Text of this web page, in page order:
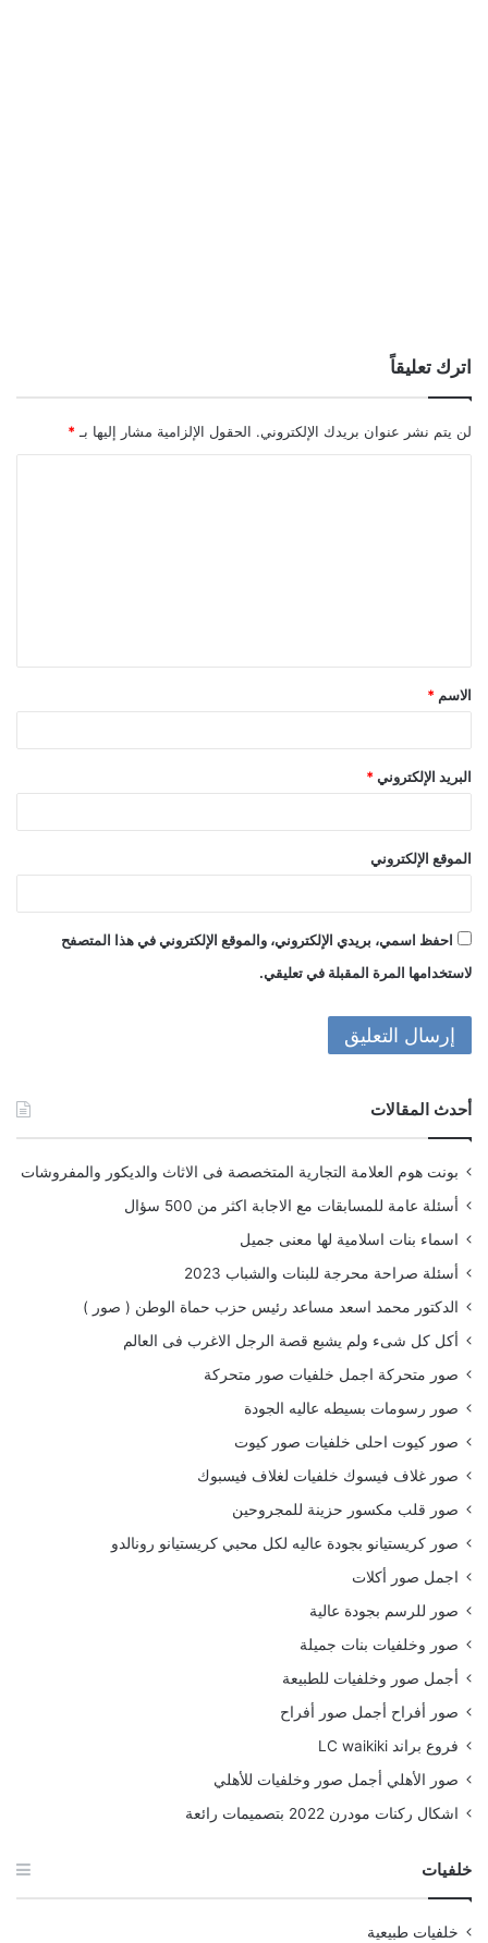
اترك تعليقاً
لن يتم نشر عنوان بريدك الإلكتروني. الحقول الإلزامية مشار إليها بـ *
ق
*
الاسم *
البريد الإلكتروني *
الموقع الإلكتروني
احفظ اسمي، بريدي الإلكتروني، والموقع الإلكتروني في هذا المتصفح
لاستخدامها المرة المقبلة في تعليقي.
أحدث المقالات
بونت هوم العلامة التجارية المتخصصة فى الاثاث والديكور والمفروشات
أسئلة عامة للمسابقات مع الاجابة اكثر من 500 سؤال
اسماء بنات اسلامية لها معنى جميل
أسئلة صراحة محرجة للبنات والشباب 2023
الدكتور محمد اسعد مساعد رئيس حزب حماة الوطن ( صور )
أكل كل شىء ولم يشبع قصة الرجل الاغرب فى العالم
صور متحركة اجمل خلفيات صور متحركة
صور رسومات بسيطه عاليه الجودة
صور كيوت احلى خلفيات صور كيوت
صور غلاف فيسوك خلفيات لغلاف فيسبوك
صور قلب مكسور حزينة للمجروحين
صور كريستيانو بجودة عاليه لكل محبي كريستيانو رونالدو
اجمل صور أكلات
صور للرسم بجودة عالية
صور وخلفيات بنات جميلة
أجمل صور وخلفيات للطبيعة
صور أفراح أجمل صور أفراح
فروع براند LC waikiki
صور الأهلي أجمل صور وخلفيات للأهلي
اشكال ركنات مودرن 2022 بتصميمات رائعة
خلفيات
خلفيات طبيعية